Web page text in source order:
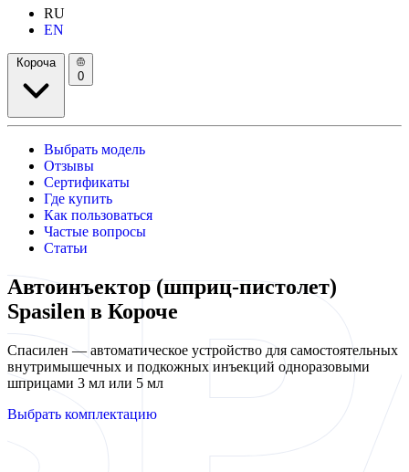
RU
EN
Короча
0
Выбрать модель
Отзывы
Сертификаты
Где купить
Как пользоваться
Частые вопросы
Статьи
Автоинъектор (шприц-пистолет)
Spasilen в Короче
Спасилен — автоматическое устройство для самостоятельных
внутримышечных и подкожных инъекций одноразовыми
шприцами 3 мл или 5 мл
Выбрать комплектацию